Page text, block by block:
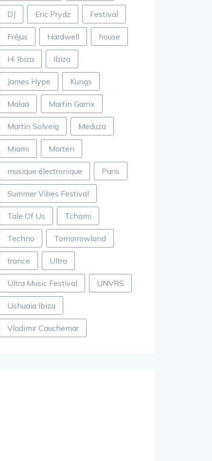
DJ Eric Prydz Festival
Fréjus Hardwell house
Hï Ibiza Ibiza
James Hype Kungs
Malaa Martin Garrix
Martin Solveig Meduza
Miami Morten
musique électronique Paris
Summer Vibes Festival
Tale Of Us Tchami
Techno Tomorrowland
trance Ultra
Ultra Music Festival UNVRS
Ushuaia Ibiza
Vladimir Cauchemar